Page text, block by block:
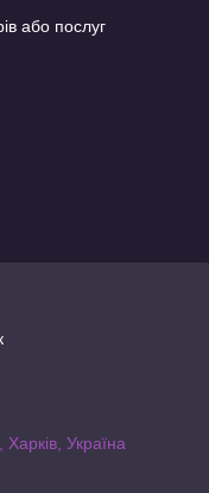
або послуг
Україна